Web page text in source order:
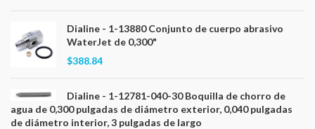
Dialine - 1-13880 Conjunto de cuerpo abrasivo
WaterJet de 0,300"
$388.84
Dialine - 1-12781-040-30 Boquilla de chorro de
agua de 0,300 pulgadas de diámetro exterior, 0,040 pulgadas
de diámetro interior, 3 pulgadas de largo